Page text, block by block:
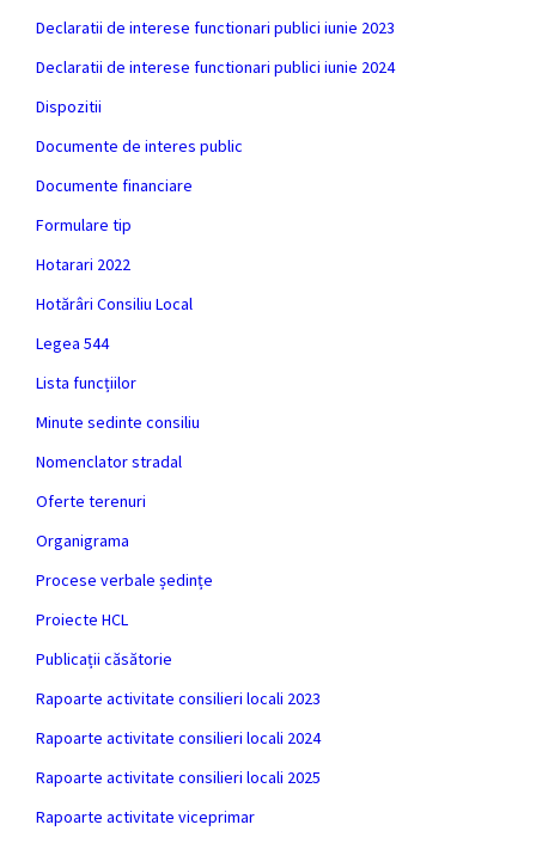
Declaratii de interese functionari publici iunie 2023
Declaratii de interese functionari publici iunie 2024
Dispozitii
Documente de interes public
Documente financiare
Formulare tip
Hotarari 2022
Hotărâri Consiliu Local
Legea 544
Lista funcțiilor
Minute sedinte consiliu
Nomenclator stradal
Oferte terenuri
Organigrama
Procese verbale ședințe
Proiecte HCL
Publicații căsătorie
Rapoarte activitate consilieri locali 2023
Rapoarte activitate consilieri locali 2024
Rapoarte activitate consilieri locali 2025
Rapoarte activitate viceprimar